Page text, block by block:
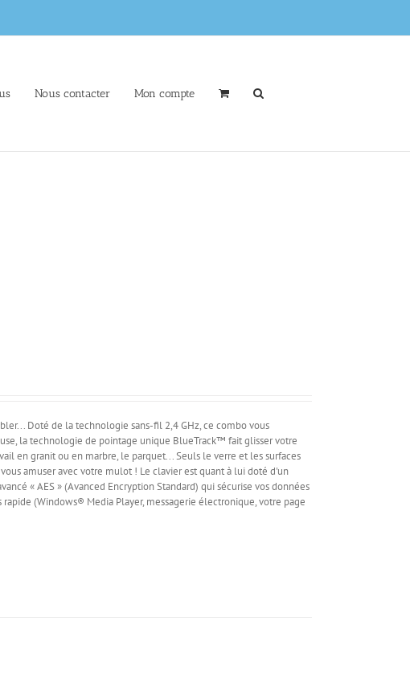
Nous contacter Mon compte
Doté de la technologie sans-fil 2,4 GHz, ce combo vous
la technologie de pointage unique BlueTrack™ fait glisser votre
en granit ou en marbre, le parquet... Seuls le verre et les surfaces
amuser avec votre mulot ! Le clavier est quant à lui doté d'un
« AES » (Avanced Encryption Standard) qui sécurise vos données
(Windows® Media Player, messagerie électronique, votre page